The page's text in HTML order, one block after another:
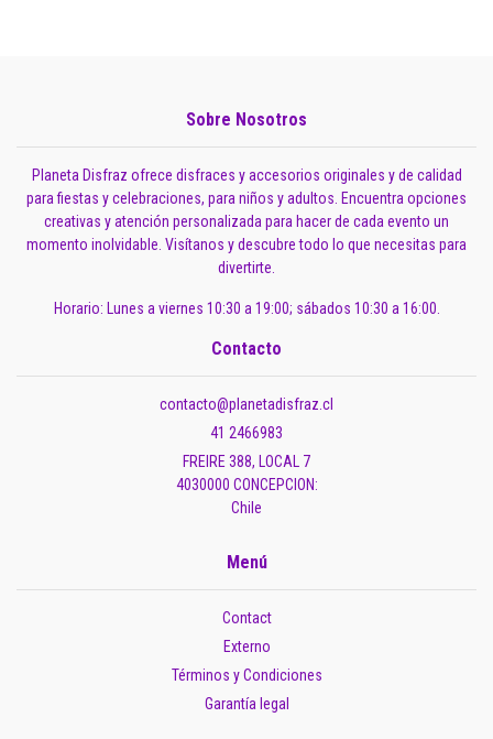
Sobre Nosotros
Planeta Disfraz ofrece disfraces y accesorios originales y de calidad
para fiestas y celebraciones, para niños y adultos. Encuentra opciones
creativas y atención personalizada para hacer de cada evento un
momento inolvidable. Visítanos y descubre todo lo que necesitas para
divertirte.
Horario: Lunes a viernes 10:30 a 19:00; sábados 10:30 a 16:00.
Contacto
contacto@planetadisfraz.cl
41 2466983
FREIRE 388, LOCAL 7
4030000 CONCEPCION:
Chile
Menú
Contact
Externo
Términos y Condiciones
Garantía legal